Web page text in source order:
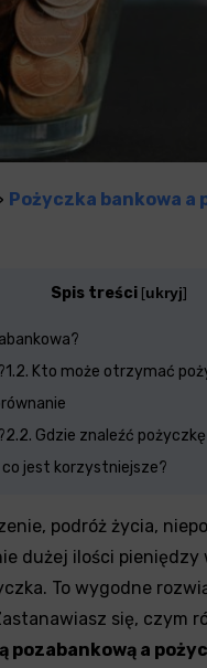
Pożyczka bankowa a
Spis treści [ukryj]
1.2 Kto może otrzymać
2.2 Gdzie znaleźć
jest korzystniejsze?
podróż życia,
dużej ilości
To wygodne
się, czym
pozabankową a